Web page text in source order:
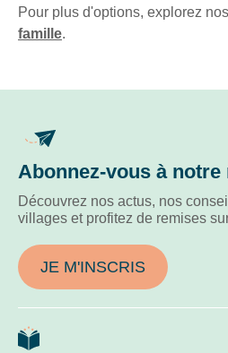
Pour plus d'options, explorez nos
famille.
Abonnez-vous à notre
Découvrez nos actus, nos
villages et profitez de remises
JE M'INSCRIS